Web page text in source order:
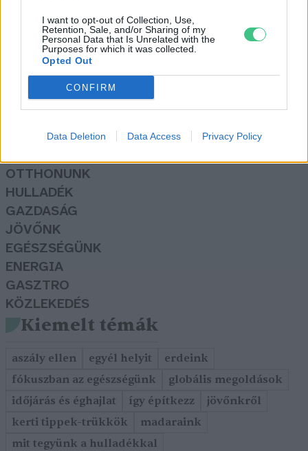
I want to opt-out of Collection, Use,
Retention, Sale, and/or Sharing of my
Personal Data that Is Unrelated with the
Purposes for which it was collected.
Opted Out
CONFIRM
Data Deletion Data Access Privacy Policy
jelentkezzenek a Klímabarát Díjra
Greendex szemle
OTTHONUNK
HULLADÉK
GAZDASÁG
JÖVŐNK
EGÉSZSÉGÜNK
ENERGIA
GASZTRO
KÖZLEKEDÉS
Kiemelt témák
aszály ellen egyél helyit
erdeink
fókuszban az egészségünk
globális megoldások
időjárás és éghajlat
így építkezz
jövőnkről
kerti tippek-trükkök
madaraink
mit tegyünk a hulladékkal